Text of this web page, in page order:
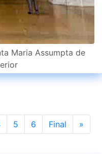
Maria Assumpta de
5 6 Final »Next